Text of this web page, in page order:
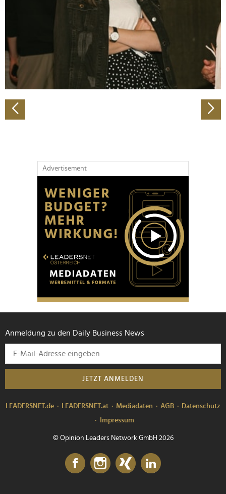
Abschnitt Einzelheitenfest.
Wir verwenden Cookies, um Inhalte und Anzeigen zu
personalisieren, Funktionen für soziale Medien anbieten
zu können und die Zugriffe auf unsere Website zu
analysieren. Außerdem geben wir Informationen zu Ihrer
Verwendung unserer Website an unsere Partner für
Partner führen diese Informationen möglicherweise mit
weiteren Daten zusammen, die Sie ihnen bereitgestellt
Advertisement
Anmeldung zu den Daily Business News
JETZT ANMELDEN
LEADERSNET.de LEADERSNET.at Mediadaten AGB
Datenschutz
Impressum
© Opinion Leaders Network GmbH 2026